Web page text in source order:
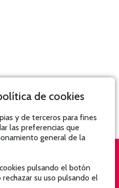
de cookies
y de terceros para fines
las preferencias que
general de la
pulsando el botón
su uso pulsando el